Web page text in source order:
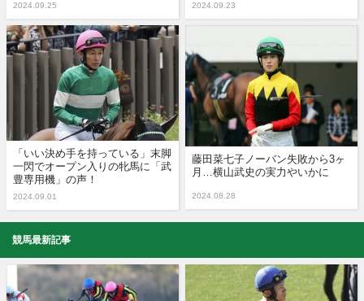
2024.09.25 2024.09.23
「いい決め手を持っている」末脚
一閃でオープン入りの牝馬に「武
豊専用機」の声！
2024.09.01
藤田菜七子ノーバン失敗から3ヶ
月…横山武史の実力やいかに
2024.08.28
競馬最新記事